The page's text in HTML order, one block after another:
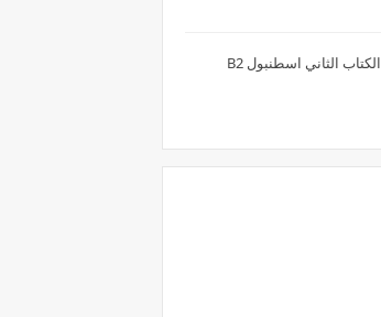
الكتاب الثاني اسطنبول B2